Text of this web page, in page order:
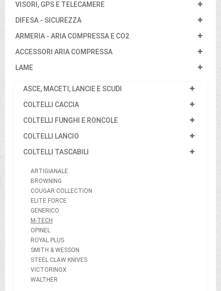
VISORI, GPS E TELECAMERE
DIFESA - SICUREZZA
ARMERIA - ARIA COMPRESSA E CO2
ACCESSORI ARIA COMPRESSA
LAME
ASCE, MACETI, LANCIE E SCUDI
COLTELLI CACCIA
COLTELLI FUNGHI E RONCOLE
COLTELLI LANCIO
COLTELLI TASCABILI
ARTIGIANALE
BROWNING
COUGAR COLLECTION
ELITE FORCE
GENERICO
M-TECH
OPINEL
ROYAL PLUS
SMITH & WESSON
STEEL CLAW KNIVES
VICTORINOX
WALTHER